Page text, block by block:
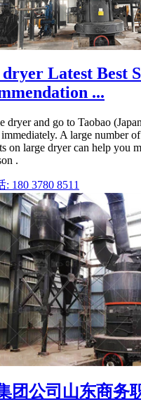
Latest Best
...
dryer and go to Taobao
A large number
on large dryer can help you
.
180 3780 8511
团公司山东商务